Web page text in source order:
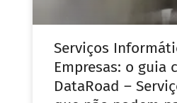
Serviços
Empresas: o guia
DataRoad –